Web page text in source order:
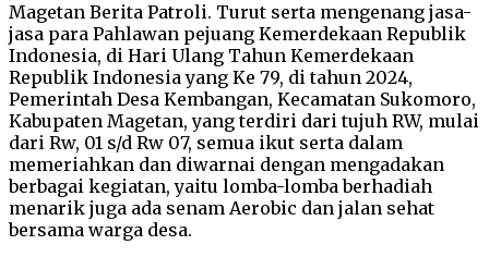
Magetan Berita Patroli. Turut serta mengenang jasa-
jasa para Pahlawan pejuang Kemerdekaan Republik
Indonesia, di Hari Ulang Tahun Kemerdekaan
Republik Indonesia yang Ke 79, di tahun 2024,
Pemerintah Desa Kembangan, Kecamatan Sukomoro,
Kabupaten Magetan, yang terdiri dari tujuh RW, mulai
dari Rw, 01 s/d Rw 07, semua ikut serta dalam
memeriahkan dan diwarnai dengan mengadakan
berbagai kegiatan, yaitu lomba-lomba berhadiah
menarik juga ada senam Aerobic dan jalan sehat
bersama warga desa.